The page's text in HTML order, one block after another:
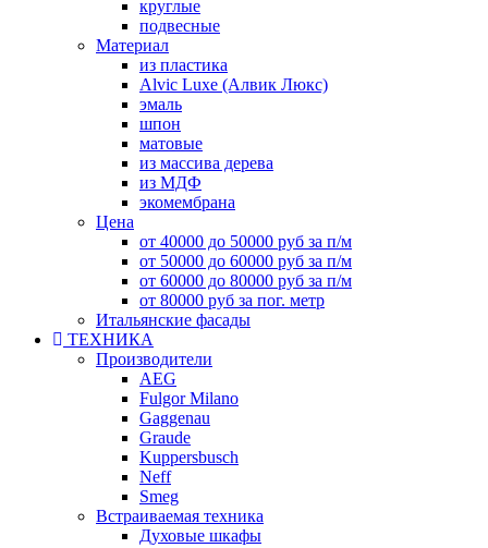
круглые
подвесные
Материал
из пластика
Alvic Luxe (Алвик Люкс)
эмаль
шпон
матовые
из массива дерева
из МДФ
экомембрана
Цена
от 40000 до 50000 руб за п/м
от 50000 до 60000 руб за п/м
от 60000 до 80000 руб за п/м
от 80000 руб за пог. метр
Итальянские фасады
ТЕХНИКА
Производители
AEG
Fulgor Milano
Gaggenau
Graude
Kuppersbusch
Neff
Smeg
Встраиваемая техника
Духовые шкафы